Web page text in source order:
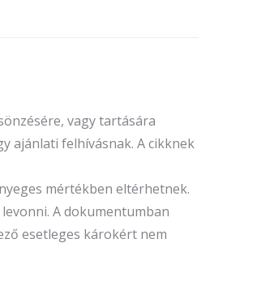
vagy tartására
ajánlati felhívásnak. A cikknek
mértékben eltérhetnek.
A dokumentumban
esetleges károkért nem